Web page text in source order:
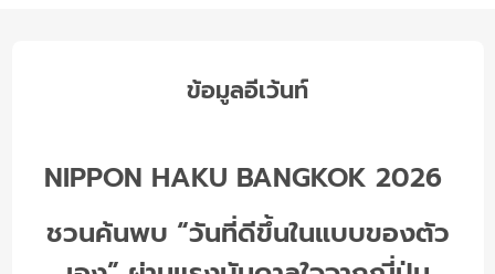
ข้อมูลอีเว้นท์
NIPPON HAKU BANGKOK 2026
ชวนค้นพบ “วันที่ดีขึ้นในแบบของตัว